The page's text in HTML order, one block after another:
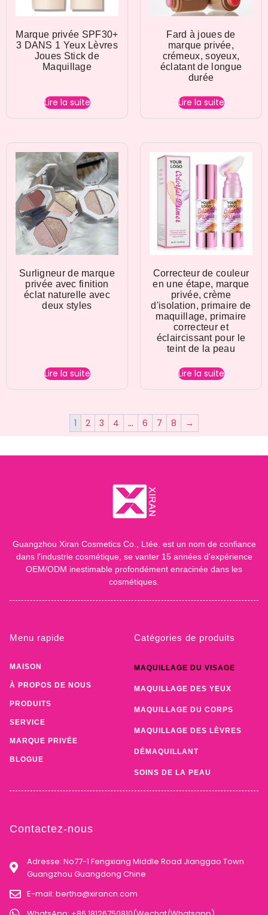
Marque privée SPF30+
3 DANS 1 Yeux Lèvres
Joues Stick de
Maquillage
Lire la suite
Fard à joues de
marque privée,
crémeux, soyeux,
éclatant de longue
durée
Lire la suite
Surligneur de marque
privée avec finition
éclat naturelle avec
deux styles
Lire la suite
Correcteur de couleur
en une étape, marque
privée, crème
d'isolation, primaire de
maquillage, primaire
correcteur et
éclaircissant pour le
teint de la peau
Lire la suite
1 2 3 4 … 6 7 8 →
Guangzhou Xiran Cosmetics Co., Ltée. est un nom de confiance
dans l'industrie cosmétique, se vanter 15 années d'expérience
OEM/ODM inestimable profondément enracinée dans les
cosmétiques.
Menu rapide
MAISON
À PROPOS DE NOUS
PRODUITS
SERVICE
MARQUE PRIVÉE
BLOGUE
Catégories de produits
MAQUILLAGE DU VISAGE
MAQUILLAGE DES YEUX
MAQUILLAGE DU CORPS
MAQUILLAGE DES LÈVRES
DÉMAQUILLANT
SOINS DE LA PEAU
Contactez-nous
Adresse: No77-1 Fengxiang Middle Road Jianggao Town
Guangzhou Guangdong Chine
E-mail: bertha@xirancn.com